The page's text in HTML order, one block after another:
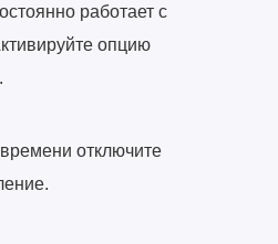
работает с
опцию
отключите